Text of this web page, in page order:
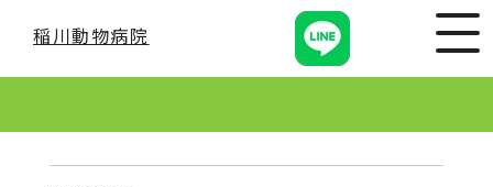
稲川動物病院